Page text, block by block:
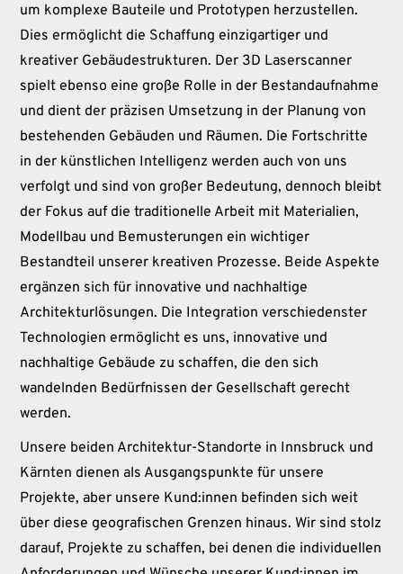
um komplexe Bauteile und Prototypen herzustellen.
Dies ermöglicht die Schaffung einzigartiger und
kreativer Gebäudestrukturen. Der 3D Laserscanner
spielt ebenso eine große Rolle in der Bestandaufnahme
und dient der präzisen Umsetzung in der Planung von
bestehenden Gebäuden und Räumen. Die Fortschritte
in der künstlichen Intelligenz werden auch von uns
verfolgt und sind von großer Bedeutung, dennoch bleibt
der Fokus auf die traditionelle Arbeit mit Materialien,
Modellbau und Bemusterungen ein wichtiger
Bestandteil unserer kreativen Prozesse. Beide Aspekte
ergänzen sich für innovative und nachhaltige
Architekturlösungen. Die Integration verschiedenster
Technologien ermöglicht es uns, innovative und
nachhaltige Gebäude zu schaffen, die den sich
wandelnden Bedürfnissen der Gesellschaft gerecht
werden.
Unsere beiden Architektur-Standorte in Innsbruck und
Kärnten dienen als Ausgangspunkte für unsere
Projekte, aber unsere Kund:innen befinden sich weit
über diese geografischen Grenzen hinaus. Wir sind stolz
darauf, Projekte zu schaffen, bei denen die individuellen